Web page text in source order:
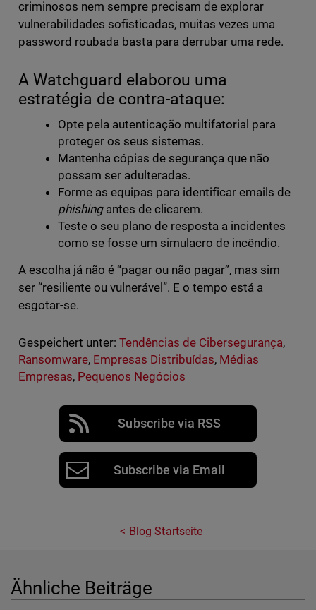
criminosos nem sempre precisam de explorar
vulnerabilidades sofisticadas, muitas vezes uma
password roubada basta para derrubar uma rede.
A Watchguard elaborou uma
estratégia de contra-ataque:
Opte pela autenticação multifatorial para
proteger os seus sistemas.
Mantenha cópias de segurança que não
possam ser adulteradas.
Forme as equipas para identificar emails de
phishingantes de clicarem.
Teste o seu plano de resposta a incidentes
como se fosse um simulacro de incêndio.
A escolha já não é “pagar ou não pagar”, mas sim
ser “resiliente ou vulnerável”. E o tempo está a
esgotar-se.
Gespeichert unter: Tendências de Cibersegurança,
Ransomware, Empresas Distribuídas, Médias
Empresas, Pequenos Negócios
Subscribe via RSS
Subscribe via Email
Blog Startseite
Ähnliche Beiträge